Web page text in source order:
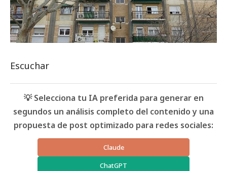
Escuchar
💡 Selecciona tu IA preferida para generar en
segundos un análisis completo del contenido y una
propuesta de post optimizado para redes sociales:
Claude
ChatGPT